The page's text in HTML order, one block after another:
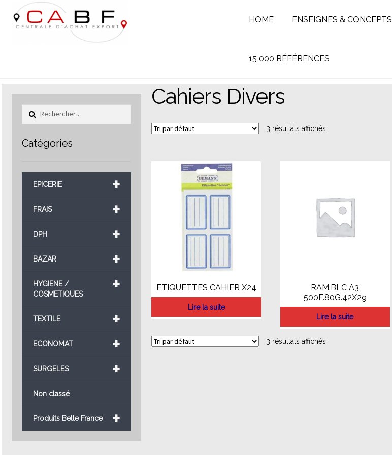
Aller
à
la
Aller
au
contenu
HOME ENSEIGNES & CONCEPTS
15 000 RÉFÉRENCES
Cahiers Divers
3 résultats affichés
ETIQUETTES CAHIER X24
Lire la suite
RAM.BLC A3
500F.80G.42X29
Lire la suite
3 résultats affichés
Rechercher :
Catégories
+
EPICERIE
+
FRAIS
+
DPH
+
BAZAR
+
HYGIENE /
COSMETIQUES
+
TEXTILE
+
ECONOMAT
+
SURGELES
Non classé
+
Produits Belle France